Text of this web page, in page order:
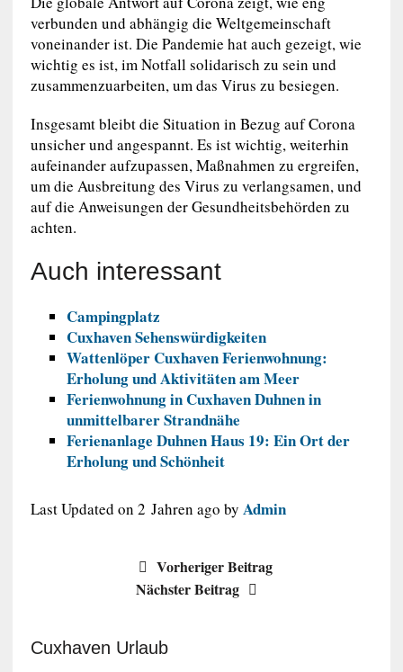
verbunden und abhängig die Weltgemeinschaft
voneinander ist. Die Pandemie hat auch gezeigt, wie
wichtig es ist, im Notfall solidarisch zu sein und
zusammenzuarbeiten, um das Virus zu besiegen.
Insgesamt bleibt die Situation in Bezug auf Corona
unsicher und angespannt. Es ist wichtig, weiterhin
aufeinander aufzupassen, Maßnahmen zu ergreifen,
um die Ausbreitung des Virus zu verlangsamen, und
auf die Anweisungen der Gesundheitsbehörden zu
achten.
Auch interessant
Campingplatz
Cuxhaven Sehenswürdigkeiten
Wattenlöper Cuxhaven Ferienwohnung:
Erholung und Aktivitäten am Meer
Ferienwohnung in Cuxhaven Duhnen in
unmittelbarer Strandnähe
Ferienanlage Duhnen Haus 19: Ein Ort der
Erholung und Schönheit
Last Updated on 2 Jahren ago by Admin
Vorheriger Beitrag
Nächster Beitrag
Cuxhaven Urlaub